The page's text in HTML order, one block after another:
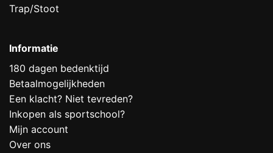
Trap/Stoot
Informatie
180 dagen bedenktijd
Betaalmogelijkheden
Een klacht? Niet tevreden?
Inkopen als sportschool?
Mijn account
Over ons